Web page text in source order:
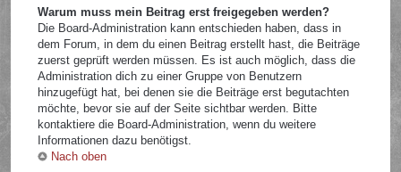
Warum muss mein Beitrag erst freigegeben werden?
Die Board-Administration kann entschieden haben, dass in
dem Forum, in dem du einen Beitrag erstellt hast, die Beiträge
zuerst geprüft werden müssen. Es ist auch möglich, dass die
Administration dich zu einer Gruppe von Benutzern
hinzugefügt hat, bei denen sie die Beiträge erst begutachten
möchte, bevor sie auf der Seite sichtbar werden. Bitte
kontaktiere die Board-Administration, wenn du weitere
Informationen dazu benötigst.
Nach oben